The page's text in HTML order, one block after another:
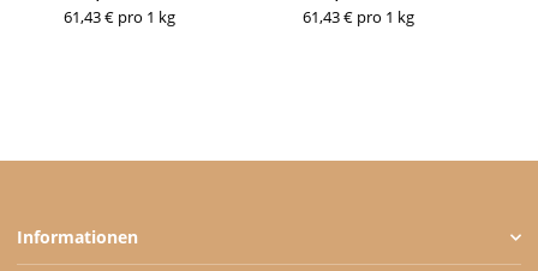
61,43 € pro 1 kg 61,43 € pro 1 kg
Informationen